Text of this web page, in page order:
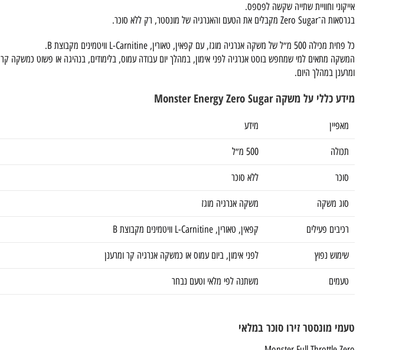
אייקוני וחוויית שתייה שקשה לפספס.
בגרסאות ה־Zero Sugar מקבלים את הטעם והאנרגיה של מונסטר, רק ללא סוכר.
כל פחית מכילה 500 מ״ל של משקה אנרגיה מוגז, עם קפאין, טאורין, L-Carnitine וויטמינים מקבוצת B.
המשקה מתאים למי שמחפש בוסט אנרגיה לפני אימון, במהלך יום עבודה עמוס, בלימודים, בנהיגה או פשוט כמשקה קר
ומרענן במהלך היום.
מידע כללי על משקה Monster Energy Zero Sugar
מאפיין מידע
תכולה 500 מ״ל
סוכר ללא סוכר
סוג משקה משקה אנרגיה מוגז
רכיבים פעילים קפאין, טאורין, L-Carnitine וויטמינים מקבוצת B
שימוש נפוץ לפני אימון, ביום עמוס או כמשקה אנרגיה קר ומרענן
טעמים משתנה לפי מלאי וטעם נבחר
טעמי מונסטר זירו סוכר במלאי